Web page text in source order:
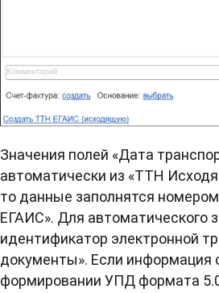
Значения полей «Дата
автоматически из «ТТН
то данные заполнятся
ЕГАИС». Для автоматического
идентификатор электронной
документы». Если информация
формировании УПД формата